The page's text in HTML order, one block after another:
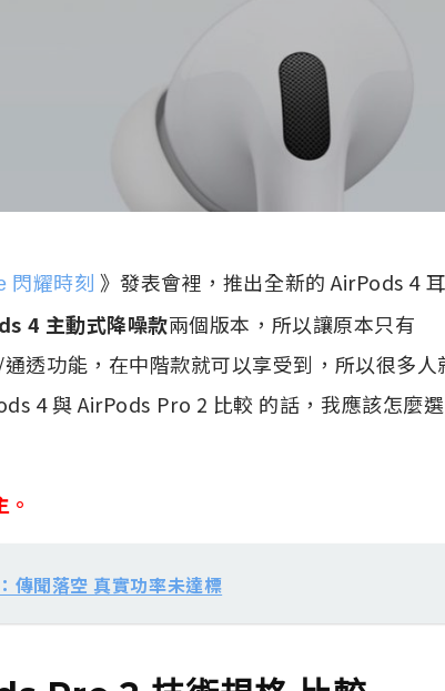
閃耀時刻 》發表會裡，推出全新的 AirPods 4 耳
4 主動式降噪款兩個版本，所以讓原本只有
透功能，在中階款就可以享受到，所以很多人
4 與 AirPods Pro 2 比較 的話，我應該怎麼選
。
傳聞落空 真實功率未達標